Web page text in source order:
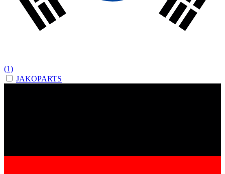
(1)
JAKOPARTS